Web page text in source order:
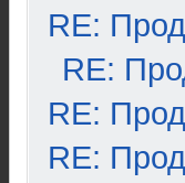
RE:
RE:
RE:
RE: